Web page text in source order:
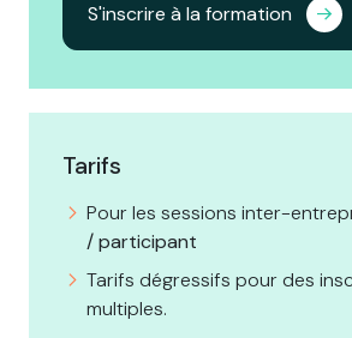
S'inscrire à la formation
Tarifs
Pour les sessions inter-
/ participant
Tarifs dégressifs pour des
multiples.